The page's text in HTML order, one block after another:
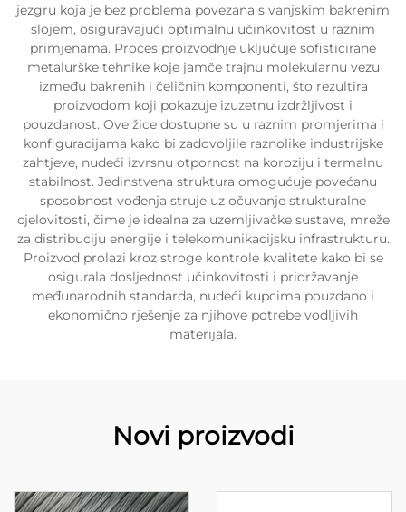
jezgru koja je bez problema povezana s vanjskim bakrenim
slojem, osiguravajući optimalnu učinkovitost u raznim
primjenama. Proces proizvodnje uključuje sofisticirane
metalurške tehnike koje jamče trajnu molekularnu vezu
između bakrenih i čeličnih komponenti, što rezultira
proizvodom koji pokazuje izuzetnu izdržljivost i
pouzdanost. Ove žice dostupne su u raznim promjerima i
konfiguracijama kako bi zadovoljile raznolike industrijske
zahtjeve, nudeći izvrsnu otpornost na koroziju i termalnu
stabilnost. Jedinstvena struktura omogućuje povećanu
sposobnost vođenja struje uz očuvanje strukturalne
cjelovitosti, čime je idealna za uzemljivačke sustave, mreže
za distribuciju energije i telekomunikacijsku infrastrukturu.
Proizvod prolazi kroz stroge kontrole kvalitete kako bi se
osigurala dosljednost učinkovitosti i pridržavanje
međunarodnih standarda, nudeći kupcima pouzdano i
ekonomično rješenje za njihove potrebe vodljivih
materijala.
Novi proizvodi